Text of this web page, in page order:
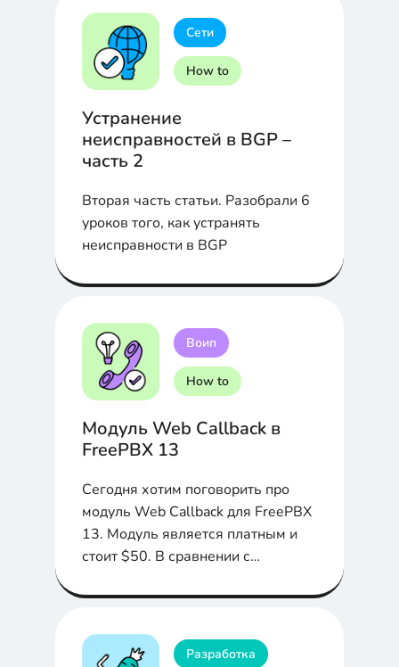
Сети
How to
Устранение
неисправностей в BGP –
часть 2
Вторая часть статьи. Разобрали 6
уроков того, как устранять
неисправности в BGP
Воип
How to
Модуль Web Callback в
FreePBX 13
Сегодня хотим поговорить про
модуль Web Callback для FreePBX
13. Модуль является платным и
стоит $50. В сравнении с
обратного звонка, покупка модуля
Интересно? Тогда читайте ниже:
Разработка